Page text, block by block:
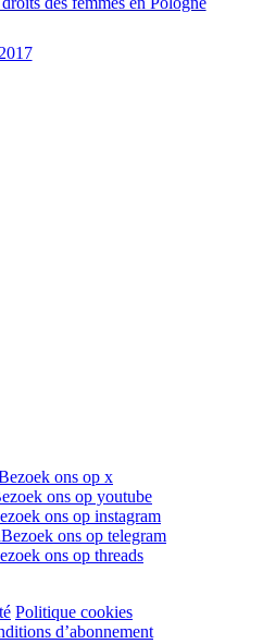
ons op x
ons op youtube
ons op instagram
Bezoek ons op telegram
ons op threads
Politique cookies
d’abonnement